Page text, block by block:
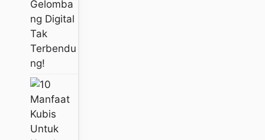
Gelomba
Ng Digital
Tak
Terbendu
Ng!